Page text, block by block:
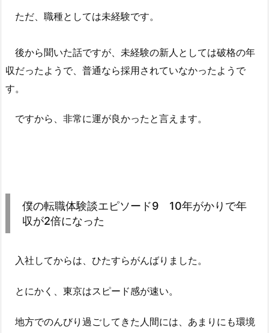
ただ、職種としては未経験です。
後から聞いた話ですが、未経験の新人としては破格の年
収だったようで、普通なら採用されていなかったようで
す。
ですから、非常に運が良かったと言えます。
僕の転職体験談エピソード9 10年がかりで年
収が2倍になった
入社してからは、ひたすらがんばりました。
とにかく、東京はスピード感が速い。
地方でのんびり過ごしてきた人間には、あまりにも環境